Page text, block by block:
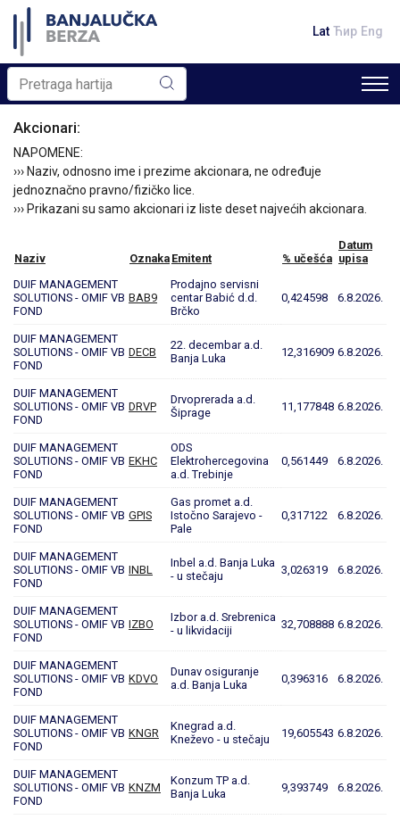
Lat Ћир Eng
Akcionari:
NAPOMENE:
››› Naziv, odnosno ime i prezime akcionara, ne određuje
jednoznačno pravno/fizičko lice.
››› Prikazani su samo akcionari iz liste deset najvećih akcionara.
Naziv Oznaka Emitent % učešća
Datum
upisa
DUIF MANAGEMENT
SOLUTIONS - OMIF VB
FOND
BAB9
Prodajno servisni
centar Babić d.d.
Brčko
0,424598 6.8.2026.
DUIF MANAGEMENT
SOLUTIONS - OMIF VB
FOND
DECB
22. decembar a.d.
Banja Luka
12,316909 6.8.2026.
DUIF MANAGEMENT
SOLUTIONS - OMIF VB
FOND
DRVP
Drvoprerada a.d.
Šiprage
11,177848 6.8.2026.
DUIF MANAGEMENT
SOLUTIONS - OMIF VB
FOND
EKHC
ODS
Elektrohercegovina
a.d. Trebinje
0,561449 6.8.2026.
DUIF MANAGEMENT
SOLUTIONS - OMIF VB
FOND
GPIS
Gas promet a.d.
Istočno Sarajevo -
Pale
0,317122 6.8.2026.
DUIF MANAGEMENT
SOLUTIONS - OMIF VB
FOND
INBL
Inbel a.d. Banja Luka
- u stečaju
3,026319 6.8.2026.
DUIF MANAGEMENT
SOLUTIONS - OMIF VB
FOND
IZBO
Izbor a.d. Srebrenica
- u likvidaciji
32,708888 6.8.2026.
DUIF MANAGEMENT
SOLUTIONS - OMIF VB
FOND
KDVO
Dunav osiguranje
a.d. Banja Luka
0,396316 6.8.2026.
DUIF MANAGEMENT
SOLUTIONS - OMIF VB
FOND
KNGR
Knegrad a.d.
Kneževo - u stečaju
19,605543 6.8.2026.
DUIF MANAGEMENT
SOLUTIONS - OMIF VB
FOND
KNZM
Konzum TP a.d.
Banja Luka
9,393749 6.8.2026.